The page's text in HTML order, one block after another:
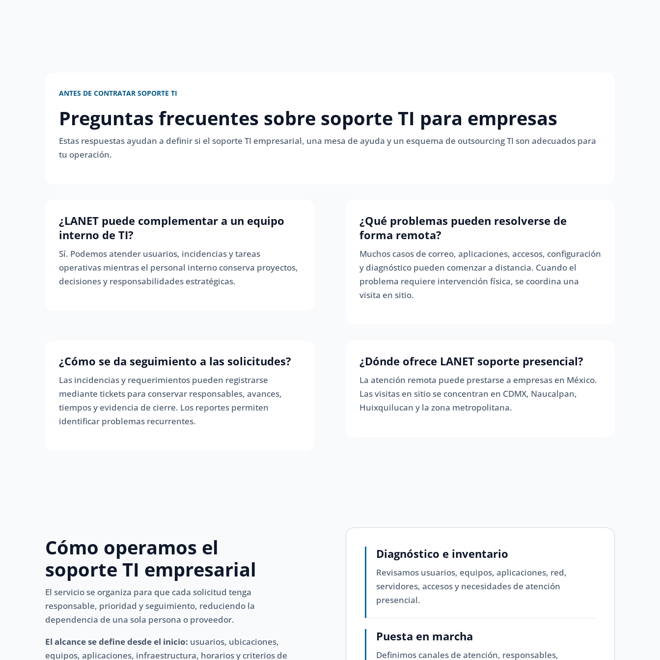
ANTES DE CONTRATAR SOPORTE TI
Preguntas frecuentes sobre soporte TI para empresas
Estas respuestas ayudan a definir si el soporte TI empresarial, una mesa de ayuda y un esquema de outsourcing TI son adecuados para
tu operación.
¿LANET puede complementar a un equipo
interno de TI?
Sí. Podemos atender usuarios, incidencias y tareas
operativas mientras el personal interno conserva proyectos,
decisiones y responsabilidades estratégicas.
¿Qué problemas pueden resolverse de
forma remota?
Muchos casos de correo, aplicaciones, accesos, configuración
y diagnóstico pueden comenzar a distancia. Cuando el
problema requiere intervención física, se coordina una
visita en sitio.
¿Cómo se da seguimiento a las solicitudes?
Las incidencias y requerimientos pueden registrarse
mediante tickets para conservar responsables, avances,
tiempos y evidencia de cierre. Los reportes permiten
identificar problemas recurrentes.
¿Dónde ofrece LANET soporte presencial?
La atención remota puede prestarse a empresas en México.
Las visitas en sitio se concentran en CDMX, Naucalpan,
Huixquilucan y la zona metropolitana.
Cómo operamos el
soporte TI empresarial
El servicio se organiza para que cada solicitud tenga
responsable, prioridad y seguimiento, reduciendo la
dependencia de una sola persona o proveedor.
El alcance se define desde el inicio: usuarios, ubicaciones,
equipos, aplicaciones, infraestructura, horarios y criterios de
Diagnóstico e inventario
Revisamos usuarios, equipos, aplicaciones, red,
servidores, accesos y necesidades de atención
presencial.
Puesta en marcha
Definimos canales de atención, responsables,